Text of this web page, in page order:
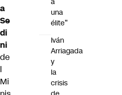
a
Se
di
ni
de
l
Mi
una
élite”
Iván
Arriagada
y
la
crisis